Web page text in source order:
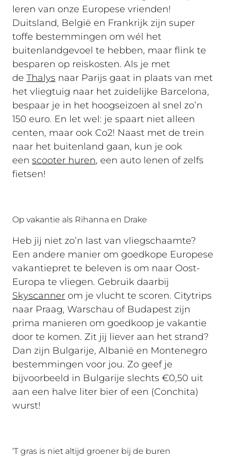
leren van onze Europese vrienden!
Duitsland, België en Frankrijk zijn super
toffe bestemmingen om wél het
buitenlandgevoel te hebben, maar flink te
besparen op reiskosten. Als je met
de Thalys naar Parijs gaat in plaats van met
het vliegtuig naar het zuidelijke Barcelona,
bespaar je in het hoogseizoen al snel zo’n
150 euro. En let wel: je spaart niet alleen
centen, maar ook Co2! Naast met de trein
naar het buitenland gaan, kun je ook
een scooter huren, een auto lenen of zelfs
fietsen!
Op vakantie als Rihanna en Drake
Heb jij niet zo’n last van vliegschaamte?
Een andere manier om goedkope Europese
vakantiepret te beleven is om naar Oost-
Europa te vliegen. Gebruik daarbij
Skyscanner om je vlucht te scoren. Citytrips
naar Praag, Warschau of Budapest zijn
prima manieren om goedkoop je vakantie
door te komen. Zit jij liever aan het strand?
Dan zijn Bulgarije, Albanië en Montenegro
bestemmingen voor jou. Zo geef je
bijvoorbeeld in Bulgarije slechts €0,50 uit
aan een halve liter bier of een (Conchita)
wurst!
‘T gras is niet altijd groener bij de buren